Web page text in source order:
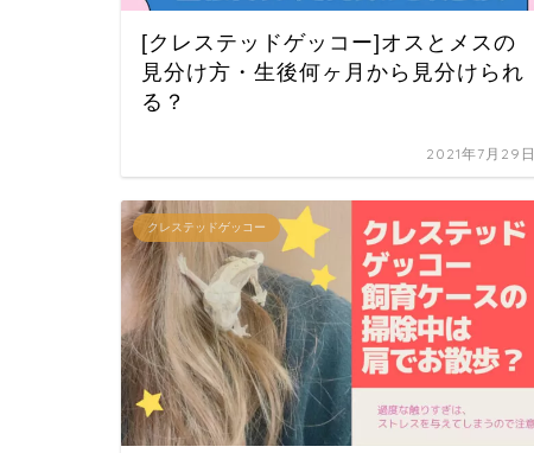
[クレステッドゲッコー]オスとメスの
見分け方・生後何ヶ月から見分けられ
る？
2021年7月29日
クレステッドゲッコー